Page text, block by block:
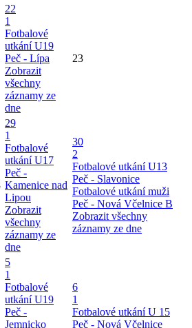
22
1
Fotbalové
utkání U19
Peč - Lípa
Zobrazit
všechny
záznamy ze
dne
23
29
1
Fotbalové
utkání U17
Peč -
Kamenice nad
Lipou
Zobrazit
všechny
záznamy ze
dne
30
2
Fotbalové utkání U13
Peč - Slavonice
Fotbalové utkání muži
Peč - Nová Včelnice B
Zobrazit všechny
záznamy ze dne
5
1
Fotbalové
utkání U19
Peč -
Jemnicko
6
1
Fotbalové utkání U 15
Peč - Nová Včelnice